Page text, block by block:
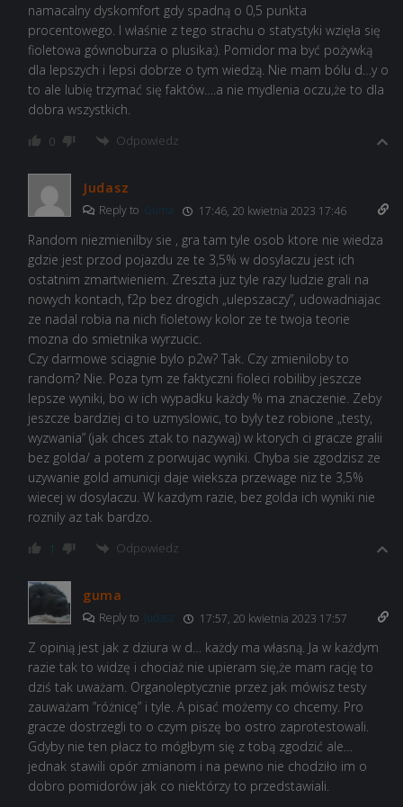
namacalny dyskomfort gdy spadną o 0,5 punkta
procentowego. I właśnie z tego strachu o statystyki wzięła się
fioletowa gównoburza o plusika:). Pomidor ma być pożywką
dla lepszych i lepsi dobrze o tym wiedzą. Nie mam bólu d…y o
to ale lubię trzymać się faktów….a nie mydlenia oczu,że to dla
dobra wszystkich.
0 Odpowiedz
Judasz
Reply to Guma 17:46, 20 kwietnia 2023 17:46
Random niezmienilby sie , gra tam tyle osob ktore nie wiedza
gdzie jest przod pojazdu ze te 3,5% w dosylaczu jest ich
ostatnim zmartwieniem. Zreszta juz tyle razy ludzie grali na
nowych kontach, f2p bez drogich „ulepszaczy”, udowadniajac
ze nadal robia na nich fioletowy kolor ze te twoja teorie
mozna do smietnika wyrzucic.
Czy darmowe sciagnie bylo p2w? Tak. Czy zmieniloby to
random? Nie. Poza tym ze faktyczni fioleci robiliby jeszcze
lepsze wyniki, bo w ich wypadku każdy % ma znaczenie. Zeby
jeszcze bardziej ci to uzmyslowic, to byly tez robione „testy,
wyzwania” (jak chces ztak to nazywaj) w ktorych ci gracze gralii
bez golda/ a potem z porwujac wyniki. Chyba sie zgodzisz ze
uzywanie gold amunicji daje wieksza przewage niz te 3,5%
wiecej w dosylaczu. W kazdym razie, bez golda ich wyniki nie
roznily az tak bardzo.
1 Odpowiedz
guma
Reply to Judasz 17:57, 20 kwietnia 2023 17:57
Z opinią jest jak z dziura w d… każdy ma własną. Ja w każdym
razie tak to widzę i chociaż nie upieram się,że mam rację to
dziś tak uważam. Organoleptycznie przez jak mówisz testy
zauważam ”różnicę” i tyle. A pisać możemy co chcemy. Pro
gracze dostrzegli to o czym piszę bo ostro zaprotestowali.
Gdyby nie ten płacz to mógłbym się z tobą zgodzić ale…
jednak stawili opór zmianom i na pewno nie chodziło im o
dobro pomidorów jak co niektórzy to przedstawiali.